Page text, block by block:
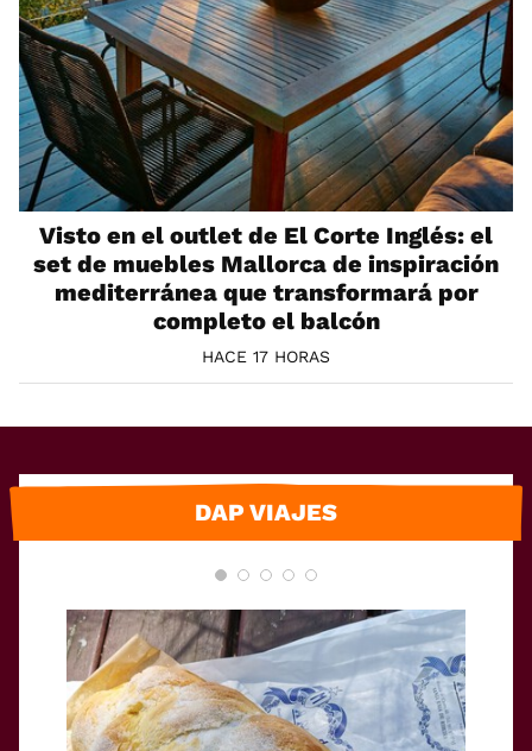
Visto en el outlet de El Corte Inglés: el
set de muebles Mallorca de inspiración
mediterránea que transformará por
completo el balcón
HACE 17 HORAS
DAP VIAJES